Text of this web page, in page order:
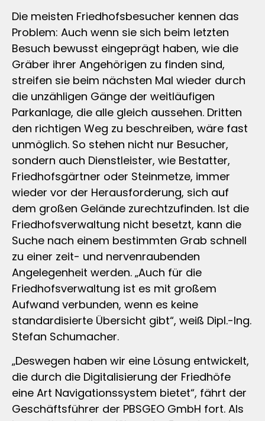
Die meisten Friedhofsbesucher kennen das
Problem: Auch wenn sie sich beim letzten
Besuch bewusst eingeprägt haben, wie die
Gräber ihrer Angehörigen zu finden sind,
streifen sie beim nächsten Mal wieder durch
die unzähligen Gänge der weitläufigen
Parkanlage, die alle gleich aussehen. Dritten
den richtigen Weg zu beschreiben, wäre fast
unmöglich. So stehen nicht nur Besucher,
sondern auch Dienstleister, wie Bestatter,
Friedhofsgärtner oder Steinmetze, immer
wieder vor der Herausforderung, sich auf
dem großen Gelände zurechtzufinden. Ist die
Friedhofsverwaltung nicht besetzt, kann die
Suche nach einem bestimmten Grab schnell
zu einer zeit- und nervenraubenden
Angelegenheit werden. „Auch für die
Friedhofsverwaltung ist es mit großem
Aufwand verbunden, wenn es keine
standardisierte Übersicht gibt“, weiß Dipl.-Ing.
Stefan Schumacher.
„Deswegen haben wir eine Lösung entwickelt,
die durch die Digitalisierung der Friedhöfe
eine Art Navigationssystem bietet“, fährt der
Geschäftsführer der PBSGEO GmbH fort. Als